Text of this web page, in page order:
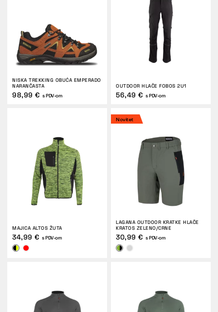
NISKA TREKKING OBUĆA EMPERADO
NARANČASTA
98,99 € s PDV-om
OUTDOOR HLAČE FOBOS 2U1
56,49 € s PDV-om
MAJICA ALTOS ŽUTA
34,99 € s PDV-om
Novitet
LAGANA OUTDOOR KRATKE HLAČE
KRATOS ZELENO/CRNE
30,99 € s PDV-om